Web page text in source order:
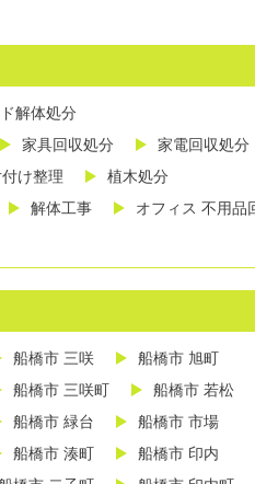
解体処分
家具回収処分
家電回収処分
付け整理
植木処分
解体工事
オフィス 不用品
船橋市 三咲
船橋市 旭町
船橋市 三咲町
船橋市 若松
船橋市 緑台
船橋市 市場
船橋市 湊町
船橋市 印内